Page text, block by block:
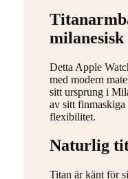
milanesisk
Detta Apple
med modern
sitt ursprung i
av sitt finmaskiga
flexibilitet.
Naturlig
Titan är känt för